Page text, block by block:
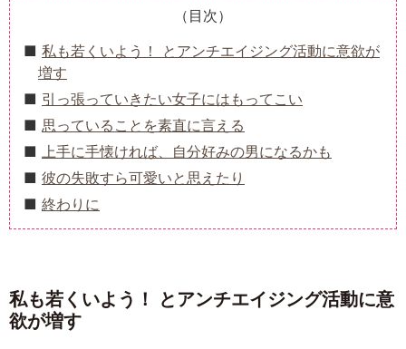
（目次）
私も若くいよう！ とアンチエイジング活動に意欲が
増す
引っ張っていきたい女子にはもってこい
思っていることを素直に言える
上手に手懐ければ、自分好みの男になるかも
彼の失敗すら可愛いと思えたり
終わりに
私も若くいよう！ とアンチエイジング活動に意
欲が増す